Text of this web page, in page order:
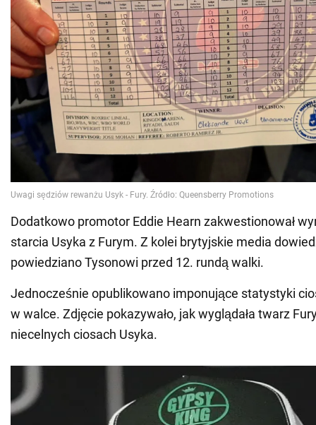
Dodatkowo promotor Eddie Hearn zakwestionował
starcia Usyka z Furym. Z kolei brytyjskie media
powiedziano Tysonowi przed 12. rundą walki.
Jednocześnie opublikowano imponujące statystyki
w walce. Zdjęcie pokazywało, jak wyglądała twarz
niecelnych ciosach Usyka.